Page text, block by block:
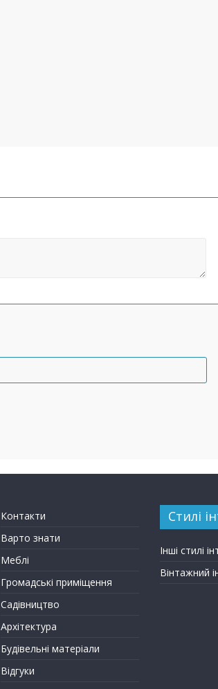
Контакти
Варто знати
Меблі
Громадські приміщення
Садівництво
Архітектура
Будівельні матеріали
Відгуки
Стилі
Інші стилі
Вінтажний